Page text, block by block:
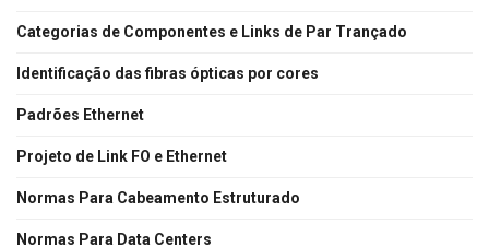
Categorias de Componentes e Links de Par Trançado
Identificação das fibras ópticas por cores
Padrões Ethernet
Projeto de Link FO e Ethernet
Normas Para Cabeamento Estruturado
Normas Para Data Centers